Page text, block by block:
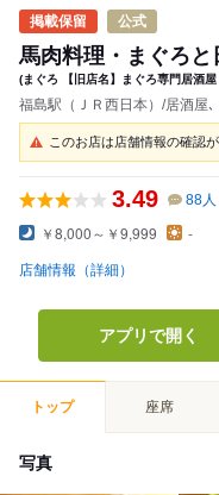
公式
馬肉料理・まぐろ
(まぐろ 【旧店名】まぐろ専門居酒
福島駅（ＪＲ西日本）/居酒屋､
このお店は店舗情報の確認
3.49 88人
￥8,000～￥9,999 -
店舗情報（詳細）
アプリで開く
トップ 座席
写真